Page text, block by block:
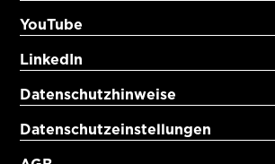
YouTube
LinkedIn
Datenschutzhinweise
Datenschutzeinstellungen